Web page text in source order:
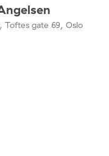
Toftes gate 69, Oslo